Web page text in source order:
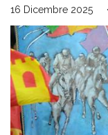
16 Dicembre 2025